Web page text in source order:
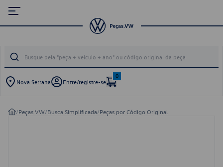
Nova Serrana Entre/registre-se
0
/Peças VW/Busca Simplificada/Peças por Código Original